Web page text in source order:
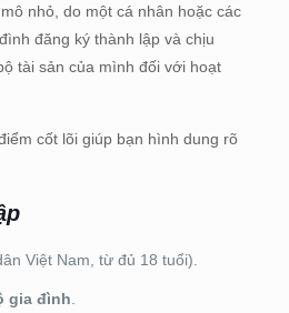
nhỏ, do một cá nhân hoặc các
đăng ký thành lập và chịu
tài sản của mình đối với hoạt
cốt lõi giúp bạn hình dung rõ
Việt Nam, từ đủ 18 tuổi).
gia đình